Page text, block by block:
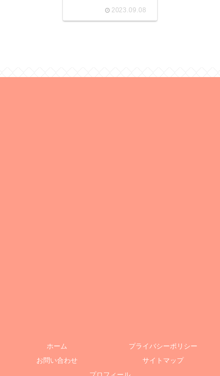
2023.09.08
ホーム
プライバシーポリシー
お問い合わせ
サイトマップ
プロフィール